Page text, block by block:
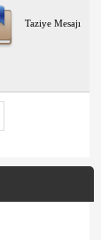
Taziye Mesajı